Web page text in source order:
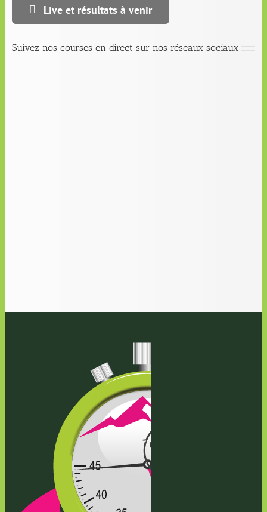
Live et résultats à venir
Suivez nos courses en direct sur nos réseaux sociaux